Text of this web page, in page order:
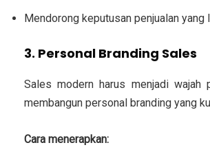
Mendorong keputusan penjualan yang
3. Personal Branding Sales
Sales modern harus menjadi wajah
membangun personal branding yang
Cara menerapkan: